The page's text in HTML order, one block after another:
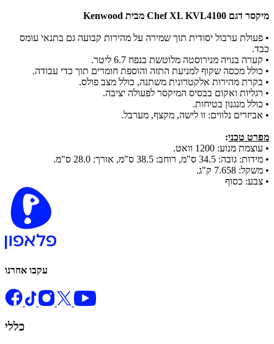
מיקסר דגם Chef XL KVL4100 מבית Kenwood
• פעולת ערבול יסודית תוך שמירה על מהירות קבועה גם בתנאי עומס
כבד.
• קערה בנויה מנירוסטה מלוטשת בנפח 6.7 ליטר.
• כולל מכסה שקוף למניעת התזה והוספת חומרים תוך כדי עבודה.
• בקרת מהירות אלקטרונית משתנה, כולל מצב פולס.
• רגליות ואקום בבסיס המיקסר לפעולה יציבה.
• כולל מנגנון בטיחות.
• אביזרים נלווים: וו לישה, מקצף, מערבל.
מפרט טכני:
• עוצמת מנוע: 1200 וואט.
• מידות: גובה: 34.5 ס"מ, רוחב: 38.5 ס"מ, אורך: 28.0 ס"מ.
• משקל: 7.658 ק"ג.
• צבע: כסוף
עקבו אחרנו
כללי